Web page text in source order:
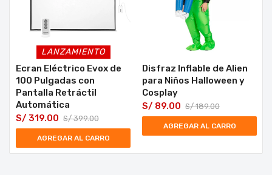
LANZAMIENTO
Ecran Eléctrico Evox de
100 Pulgadas con
Pantalla Retráctil
Automática
S/399.00
S/ 319.00
AGREGAR AL CARRO
Disfraz Inflable de Alien
para Niños Halloween y
Cosplay
S/189.00
S/ 89.00
AGREGAR AL CARRO